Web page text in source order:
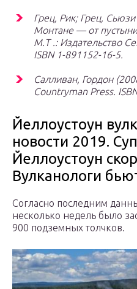
Грец, Рик; Грец,
Монтане — от
М.Т .: Издательство
ISBN 1-891152-16-5.
Салливан, Гордон
Countryman Press.
Йеллоустоун
новости 2019.
Йеллоустоун
Вулканологи
Согласно последним
несколько недель было
900 подземных толчков.